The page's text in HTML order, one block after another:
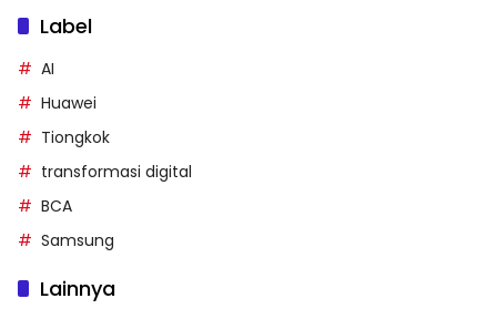
Label
AI
Huawei
Tiongkok
transformasi digital
BCA
Samsung
Lainnya